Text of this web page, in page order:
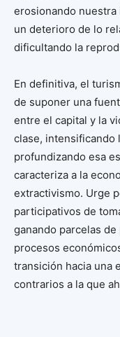
erosionando
un deterioro de lo
dificultando la
En definitiva, el
de suponer una
entre el capital y la
clase, intensificando
profundizando esa
caracteriza a la
extractivismo. Urge
participativos de
ganando parcelas
procesos
transición hacia una
contrarios a la que